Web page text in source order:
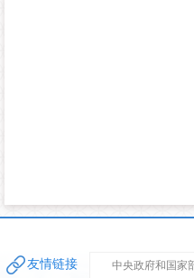
友情链接 中央政府和国家